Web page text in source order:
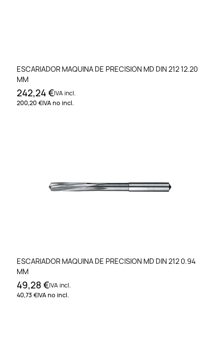
ESCARIADOR MAQUINA DE PRECISION MD DIN 212 12.20
MM
242,24 €IVA incl.
200,20 €IVA no incl.
ESCARIADOR MAQUINA DE PRECISION MD DIN 212 0.94
MM
49,28 €IVA incl.
40,73 €IVA no incl.